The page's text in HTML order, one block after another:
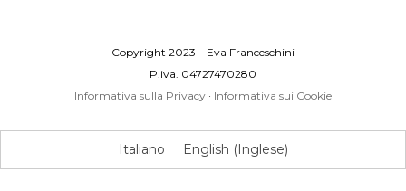
Copyright 2023 – Eva Franceschini
P.iva. 04727470280
Informativa sulla Privacy · Informativa sui Cookie
Italiano English (Inglese)